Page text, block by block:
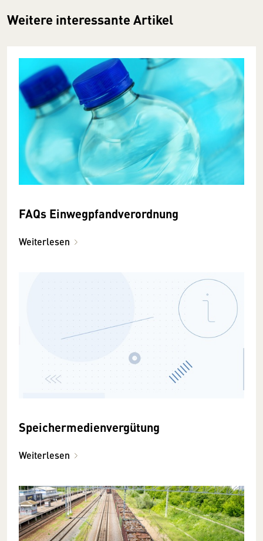
Weitere interessante Artikel
FAQs Einwegpfandverordnung
Weiterlesen
Speichermedienvergütung
Weiterlesen